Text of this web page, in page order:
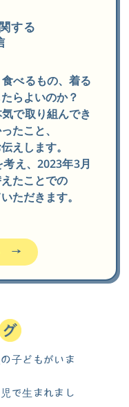
する
べるもの、着る
らよいのか？
で取り組んでき
たこと、
えします。
え、2023年3月
たことでの
ただきます。
→
子どもがいま
で生まれまし